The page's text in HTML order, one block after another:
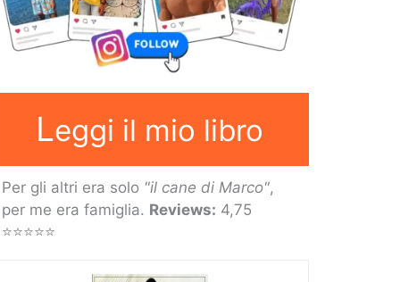
Leggi il mio libro
Per gli altri era solo "il cane di Marco",
per me era famiglia. Reviews: 4,75
⭐⭐⭐⭐⭐